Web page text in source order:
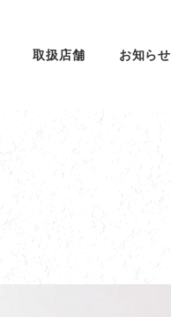
取扱店舗 お知らせ